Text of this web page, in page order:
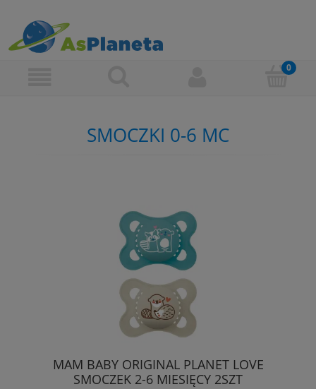
SMOCZKI 0-6 MC
MAM BABY ORIGINAL PLANET LOVE
SMOCZEK 2-6 MIESIĘCY 2SZT